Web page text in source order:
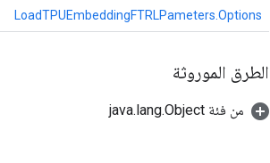
LoadTPUEmbeddingFTRLPameters.Options
الطرق الموروثة
من فئة java.lang.Object